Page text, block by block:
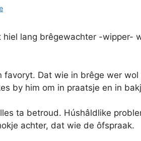
hiel lang brêgewachter -wipper-
favoryt. Dat wie in brêge wer
by him om in praatsje en in
ta betroud. Húshâldlike
achter, dat wie de ôfspraak.